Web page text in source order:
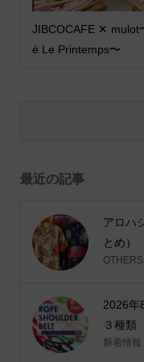
JIBCOCAFE ✕ mulot
é Le Printemps〜
最近の記事
アロハ
とめ）
OTHERS
2026年
３種類
新着情報